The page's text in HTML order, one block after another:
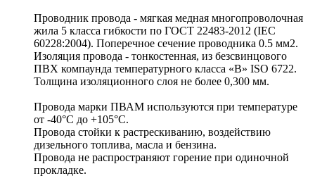
Проводник провода - мягкая медная многопроволочная
жила 5 класса гибкости по ГОСТ 22483-2012 (IEC
60228:2004). Поперечное сечение проводника 0.5 мм2.
Изоляция провода - тонкостенная, из безсвинцового
ПВХ компаунда температурного класса «B» ISO 6722.
Толщина изоляционного слоя не более 0,300 мм.
Провода марки ПВАМ используются при температуре
от -40°С до +105°С.
Провода стойки к растрескиванию, воздействию
дизельного топлива, масла и бензина.
Провода не распространяют горение при одиночной
прокладке.